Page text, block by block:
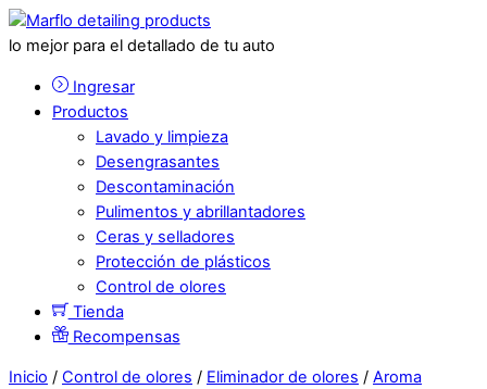
lo mejor para el detallado de tu auto
Ingresar
Productos
Lavado y limpieza
Desengrasantes
Descontaminación
Pulimentos y abrillantadores
Ceras y selladores
Protección de plásticos
Control de olores
Tienda
Recompensas
Inicio / Control de olores / Eliminador de olores / Aroma